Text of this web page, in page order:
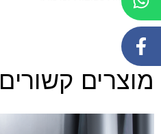
מוצרים קשורים